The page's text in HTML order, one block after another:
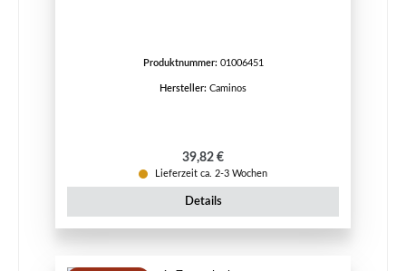
Produktnummer: 01006451
Hersteller: Caminos
Regulärer Preis:
39,82 €
Lieferzeit ca. 2-3 Wochen
Details